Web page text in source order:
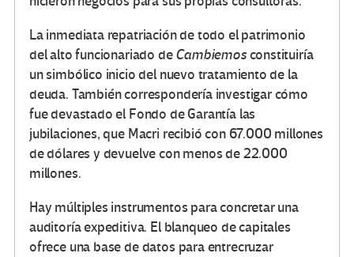
La inmediata repatriación de todo el patrimonio
del alto funcionariado deCambiemosconstituiría
un simbólico inicio del nuevo tratamiento de la
deuda. También correspondería investigar cómo
fue devastado el Fondo de Garantía las
jubilaciones, que Macri recibió con 67.000 millones
de dólares y devuelve con menos de 22.000
millones.
Hay múltiples instrumentos para concretar una
auditoría expeditiva. El blanqueo de capitales
ofrece una base de datos para entrecruzar